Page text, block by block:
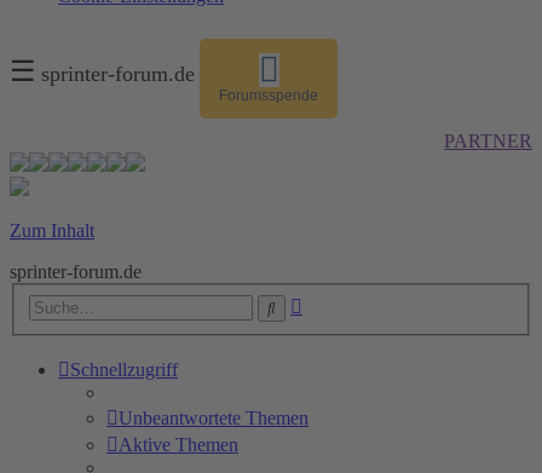
☰ sprinter-forum.de
Forumsspende
PARTNER
Zum Inhalt
sprinter-forum.de
Suche
Schnellzugriff
Unbeantwortete Themen
Aktive Themen